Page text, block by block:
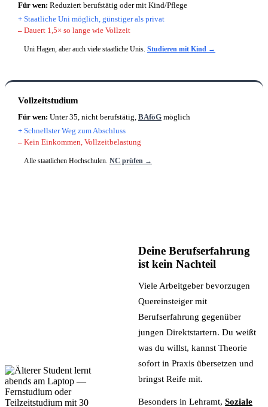
Für wen: Reduziert berufstätig oder mit Kind/Pflege
+ Staatliche Uni möglich, günstiger als privat
– Dauert 1,5× so lange wie Vollzeit
Uni Hagen, aber auch viele staatliche Unis. Studieren mit Kind →
Vollzeitstudium
Für wen: Unter 35, nicht berufstätig, BAföG möglich
+ Schnellster Weg zum Abschluss
– Kein Einkommen, Vollzeitbelastung
Alle staatlichen Hochschulen. NC prüfen →
Deine Berufserfahrung
ist kein Nachteil
Viele Arbeitgeber bevorzugen
Quereinsteiger mit
Berufserfahrung gegenüber
jungen Direktstartern. Du weißt
was du willst, kannst Theorie
sofort in Praxis übersetzen und
bringst Reife mit.
Besonders in Lehramt, Soziale